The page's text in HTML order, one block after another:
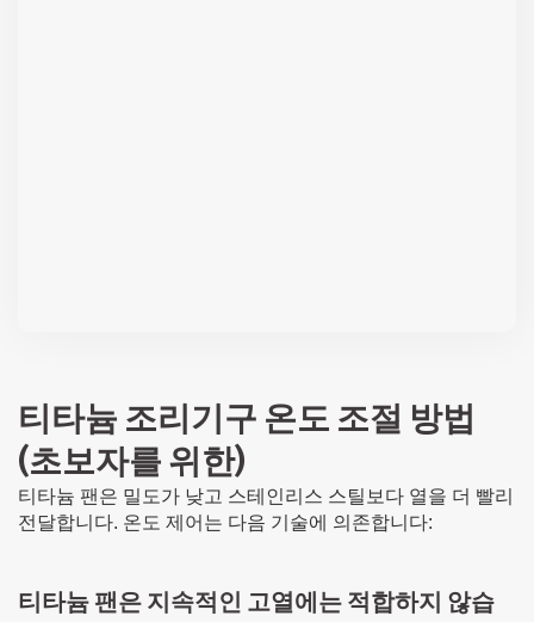
티타늄 조리기구 온도 조절 방법
(초보자를 위한)
티타늄 팬은 밀도가 낮고 스테인리스 스틸보다 열을 더 빨리
전달합니다. 온도 제어는 다음 기술에 의존합니다:
티타늄 팬은 지속적인 고열에는 적합하지 않습